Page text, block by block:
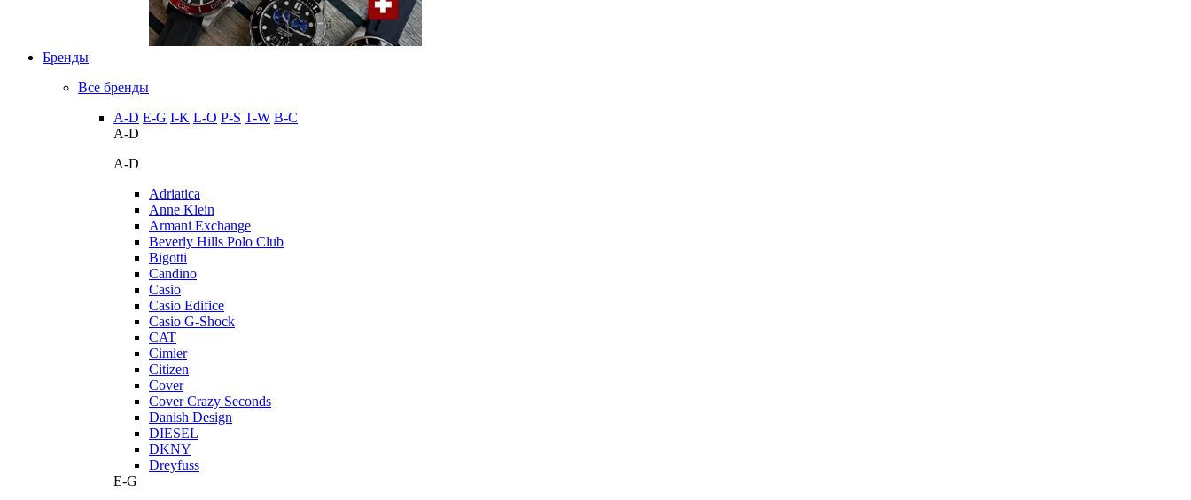
Бренды
Все бренды
A-D E-G I-K L-O P-S T-W В-С
A-D
A-D
Adriatica
Anne Klein
Armani Exchange
Beverly Hills Polo Club
Bigotti
Candino
Casio
Casio Edifice
Casio G-Shock
CAT
Cimier
Citizen
Cover
Cover Crazy Seconds
Danish Design
DIESEL
DKNY
Dreyfuss
E-G